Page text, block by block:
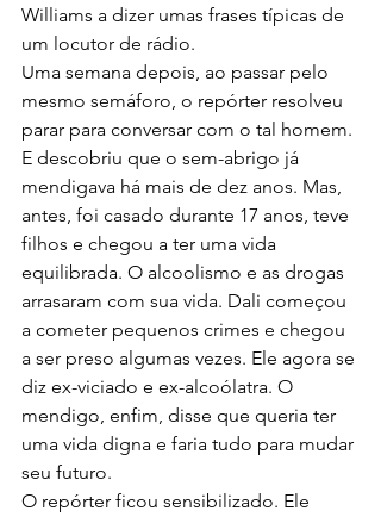
Williams a dizer umas frases típicas de
um locutor de rádio.
Uma semana depois, ao passar pelo
mesmo semáforo, o repórter resolveu
parar para conversar com o tal homem.
E descobriu que o sem-abrigo já
mendigava há mais de dez anos. Mas,
antes, foi casado durante 17 anos, teve
filhos e chegou a ter uma vida
equilibrada. O alcoolismo e as drogas
arrasaram com sua vida. Dali começou
a cometer pequenos crimes e chegou
a ser preso algumas vezes. Ele agora se
diz ex-viciado e ex-alcoólatra. O
mendigo, enfim, disse que queria ter
uma vida digna e faria tudo para mudar
seu futuro.
O repórter ficou sensibilizado. Ele